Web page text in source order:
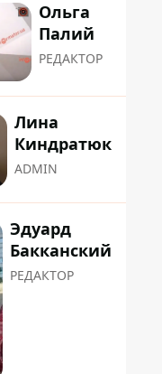
Ольга
Палий
РЕДАКТОР
Лина
Киндратюк
ADMIN
Эдуард
Бакканский
РЕДАКТОР